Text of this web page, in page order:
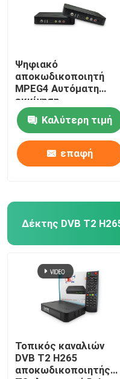
Ψηφιακό
αποκωδικοποιητή
MPEG4 Αυτόματη
εκκίνηση
αποκωδικοποιητή
CAS Set Top Box
Καλύτερη τιμή
επαφή
Δέκτης DVB T2
Τοπικός καναλιών
DVB T2 H265
αποκωδικοποιητής